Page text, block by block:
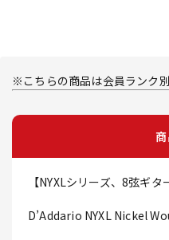
※こちらの商品は会員ランク
【NYXLシリーズ、8弦ギタ
D’Addario NYXL Nickel